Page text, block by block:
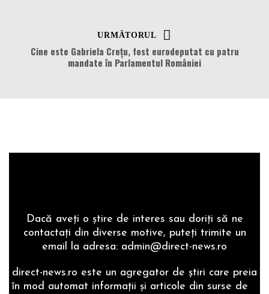
URMĂTORUL
Cine este Gabriela Crețu, fost eurodeputat cu patru
mandate în Parlamentul României
Dacă aveţi o ştire de interes sau doriţi să ne
contactaţi din diverse motive, puteţi trimite un
email la adresa: admin@direct-news.ro
direct-news.ro este un agregator de ştiri care preia
în mod automat informaţii şi articole din surse de